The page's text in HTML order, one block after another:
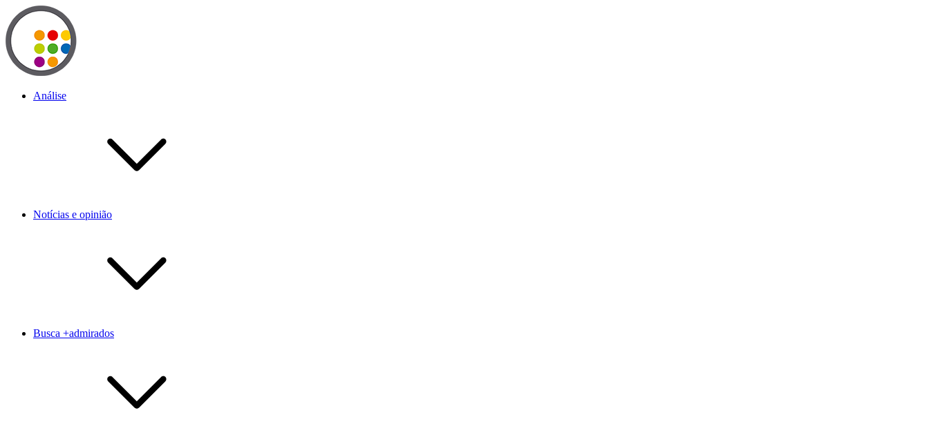
Análise
Notícias e opinião
Busca +admirados